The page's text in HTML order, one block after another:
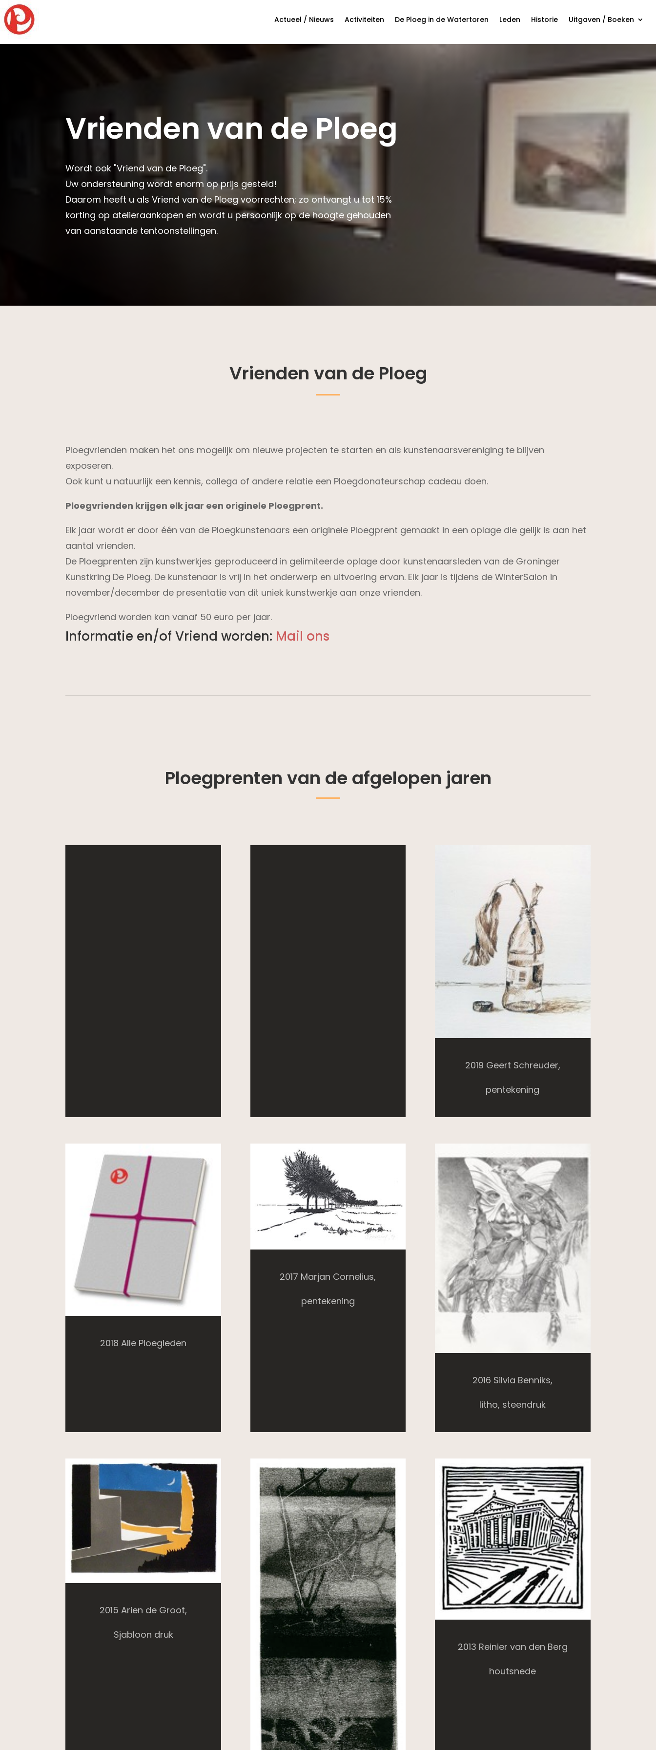
Actueel / Nieuws Activiteiten De Ploeg in de Watertoren Leden Historie Uitgaven / Boeken
Vrienden van de Ploeg
Wordt ook "Vriend van de Ploeg".
Uw ondersteuning wordt enorm op prijs gesteld!
Daarom heeft u als Vriend van de Ploeg voorrechten; zo ontvangt u tot 15%
korting op atelieraankopen en wordt u persoonlijk op de hoogte gehouden
van aanstaande tentoonstellingen.
Vrienden van de Ploeg
Ploegvrienden maken het ons mogelijk om nieuwe projecten te starten en als kunstenaarsvereniging te blijven
exposeren.
Ook kunt u natuurlijk een kennis, collega of andere relatie een Ploegdonateurschap cadeau doen.
Ploegvrienden krijgen elk jaar een originele Ploegprent.
Elk jaar wordt er door één van de Ploegkunstenaars een originele Ploegprent gemaakt in een oplage die gelijk is aan het
aantal vrienden.
De Ploegprenten zijn kunstwerkjes geproduceerd in gelimiteerde oplage door kunstenaarsleden van de Groninger
Kunstkring De Ploeg. De kunstenaar is vrij in het onderwerp en uitvoering ervan. Elk jaar is tijdens de WinterSalon in
november/december de presentatie van dit uniek kunstwerkje aan onze vrienden.
Ploegvriend worden kan vanaf 50 euro per jaar.
Informatie en/of Vriend worden: Mail ons
Ploegprenten van de afgelopen jaren
2019 Geert Schreuder,
pentekening
2018 Alle Ploegleden
2017 Marjan Cornelius,
pentekening
2016 Silvia Benniks,
litho, steendruk
2015 Arien de Groot,
Sjabloon druk
2013 Reinier van den Berg
houtsnede